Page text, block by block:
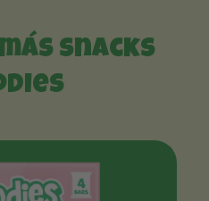
snacks